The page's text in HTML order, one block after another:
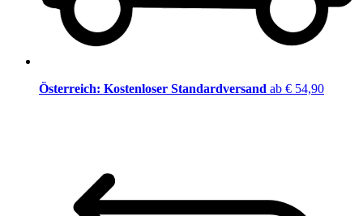
Österreich: Kostenloser Standardversand ab € 54,90